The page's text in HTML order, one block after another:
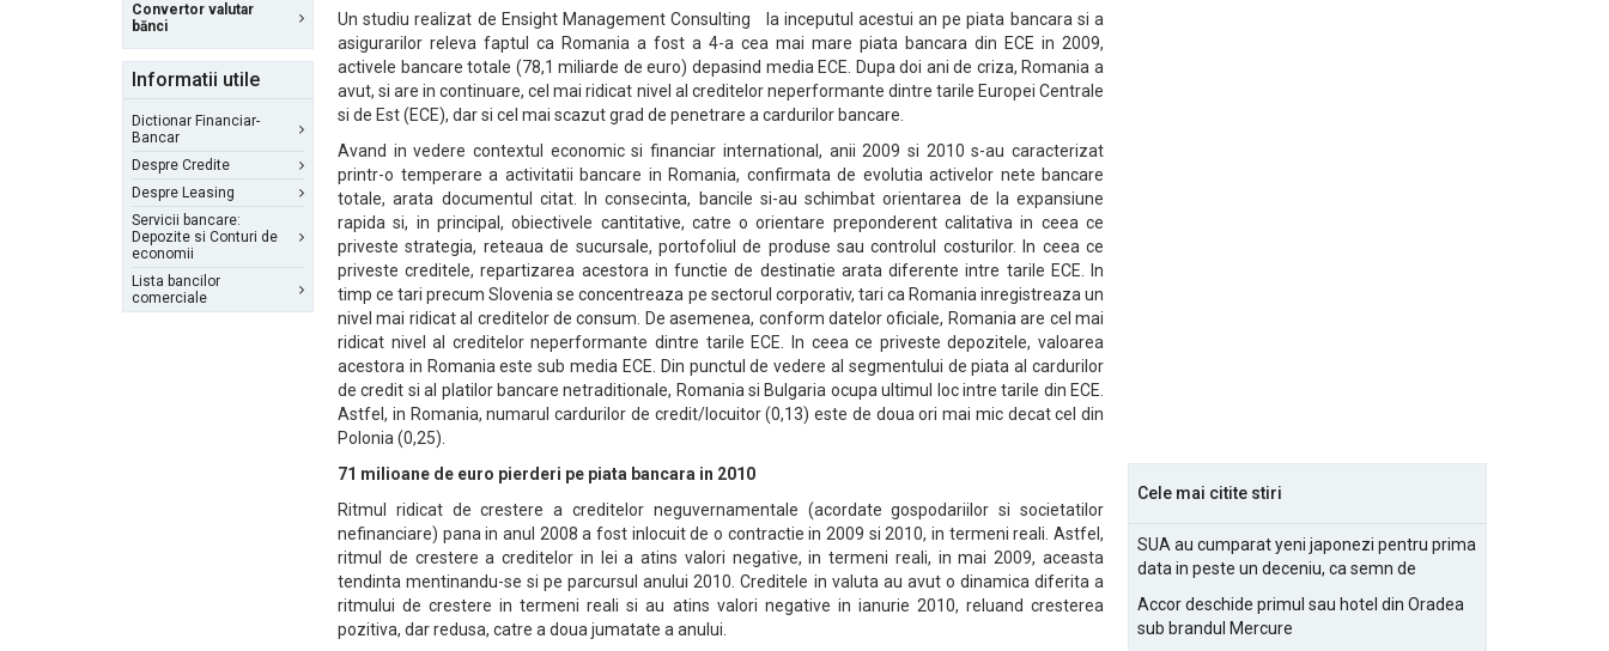
Convertor valutar
bănci
Informatii utile
Dictionar Financiar-
Bancar
Despre Credite
Despre Leasing
Servicii bancare:
Depozite si Conturi de
economii
Lista bancilor
comerciale
Un studiu realizat de Ensight Management Consulting la inceputul acestui an pe piata bancara si a
asigurarilor releva faptul ca Romania a fost a 4-a cea mai mare piata bancara din ECE in 2009,
activele bancare totale (78,1 miliarde de euro) depasind media ECE. Dupa doi ani de criza, Romania a
avut, si are in continuare, cel mai ridicat nivel al creditelor neperformante dintre tarile Europei Centrale
si de Est (ECE), dar si cel mai scazut grad de penetrare a cardurilor bancare.
Avand in vedere contextul economic si financiar international, anii 2009 si 2010 s-au caracterizat
printr-o temperare a activitatii bancare in Romania, confirmata de evolutia activelor nete bancare
totale, arata documentul citat. In consecinta, bancile si-au schimbat orientarea de la expansiune
rapida si, in principal, obiectivele cantitative, catre o orientare preponderent calitativa in ceea ce
priveste strategia, reteaua de sucursale, portofoliul de produse sau controlul costurilor. In ceea ce
priveste creditele, repartizarea acestora in functie de destinatie arata diferente intre tarile ECE. In
timp ce tari precum Slovenia se concentreaza pe sectorul corporativ, tari ca Romania inregistreaza un
nivel mai ridicat al creditelor de consum. De asemenea, conform datelor oficiale, Romania are cel mai
ridicat nivel al creditelor neperformante dintre tarile ECE. In ceea ce priveste depozitele, valoarea
acestora in Romania este sub media ECE. Din punctul de vedere al segmentului de piata al cardurilor
de credit si al platilor bancare netraditionale, Romania si Bulgaria ocupa ultimul loc intre tarile din ECE.
Astfel, in Romania, numarul cardurilor de credit/locuitor (0,13) este de doua ori mai mic decat cel din
Polonia (0,25).
71 milioane de euro pierderi pe piata bancara in 2010
Ritmul ridicat de crestere a creditelor neguvernamentale (acordate gospodariilor si societatilor
nefinanciare) pana in anul 2008 a fost inlocuit de o contractie in 2009 si 2010, in termeni reali. Astfel,
ritmul de crestere a creditelor in lei a atins valori negative, in termeni reali, in mai 2009, aceasta
tendinta mentinandu-se si pe parcursul anului 2010. Creditele in valuta au avut o dinamica diferita a
ritmului de crestere in termeni reali si au atins valori negative in ianurie 2010, reluand cresterea
pozitiva, dar redusa, catre a doua jumatate a anului.
Cele mai citite stiri
SUA au cumparat yeni japonezi pentru prima
data in peste un deceniu, ca semn de
Accor deschide primul sau hotel din Oradea
sub brandul Mercure